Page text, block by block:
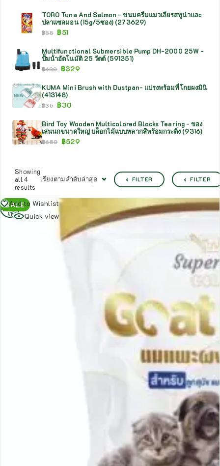
TORO Tuna And Salmon - ขนมครีมแมวเลียรสทูน่าและ
ปลาแซลมอน (15g/5ซอง) (273629)
฿55 ฿51
Multifunctional Submersible Pump DH-2000 25W -
ปั้มน้ําอัตโนมัติ 25 วัตต์ (591351)
฿400 ฿329
KUMA Mini Brush with Dustpan- แปรงพร้อมที่โกยผงมินิ
(413148)
฿35 ฿30
Bird Toy Wooden Multicolored Blocks Tearing - ของ
เล่นนกขนาดใหญ่ บล็อกไม้แบบหลากสีพร้อมกระดิ่ง (9316)
฿650 ฿529
Showing
all 4
results
เรียงตามลำดับล่าสุด FILTER FILTER
SALE
Add to Wishlist
Quick view
อ่าน
เพิ่ม